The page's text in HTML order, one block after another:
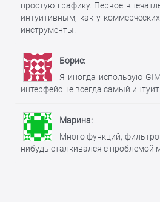
Марина
Много функций,
нибудь сталкивался с проблемой
Борис
Я иногда использую
интерфейс не всегда самый
простую графику. Первое
интуитивным, как у
инструменты.